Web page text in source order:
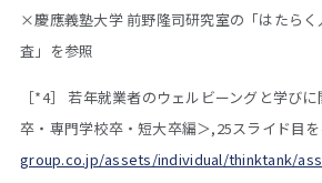
×慶應義塾大学 前野隆司研究室の「はたら
査」を参照
［*4］ 若年就業者のウェルビーングと学び
卒・専門学校卒・短大卒編＞,25スライド目
group.co.jp/assets/individual/thinktank/